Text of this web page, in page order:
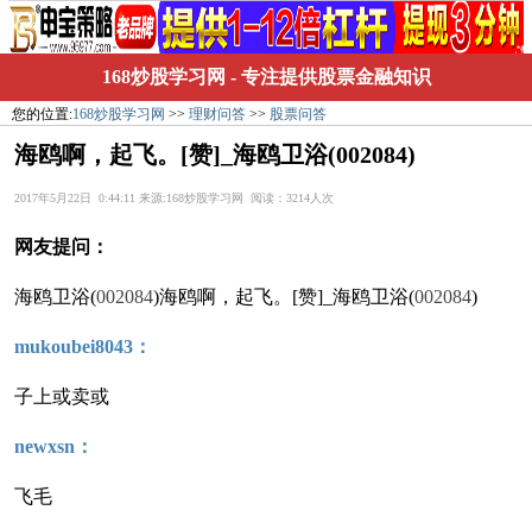
168炒股学习网 - 专注提供股票金融知识
您的位置:168炒股学习网 >> 理财问答 >> 股票问答
海鸥啊，起飞。[赞]_海鸥卫浴(002084)
2017年5月22日 0:44:11 来源:168炒股学习网 阅读：3214人次
网友提问：
海鸥卫浴(002084)海鸥啊，起飞。[赞]_海鸥卫浴(002084)
mukoubei8043：
子上或卖或
newxsn：
飞毛